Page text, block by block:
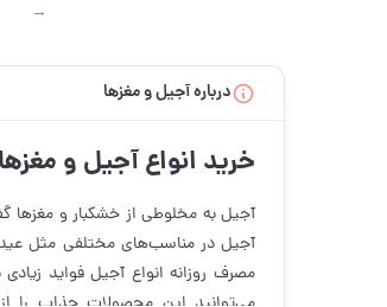
←
درباره آجیل و مغزها
خرید انواع آجیل و
آجیل به مخلوطی از خشکبار و مغزها
آجیل در مناسب‌های مختلفی مثل عید
مصرف روزانه انواع آجیل فواید